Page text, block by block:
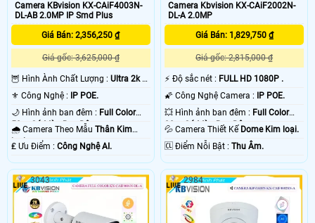
Camera KBvision KX-CAiF4003N-
DL-AB 2.0MP IP Smd Plus
Giá Bán: 2,356,250 ₫
Giá gốc: 3,625,000 ₫
🦉 Hình Ành Chất Lượng : Ultra 2k +
⚜️ Công Nghệ :
IP POE.
🌙 Hình ảnh ban đêm : Full Color
50m Có Màu Ban Ðêm.
🌧️ Camera Theo Mẫu Thân Kim
loại.
️₤ Ưu Điểm : Công Nghệ AI.
Camera Kbvision KX-CAiF2002N-
DL-A 2.0MP
Giá Bán: 1,829,750 ₫
Giá gốc: 2,815,000 ₫
️⚡ Độ sắc nét : FULL HD 1080P .
🌠 Công Nghệ Camera :
IP POE.
💥 Hình ảnh ban đêm : Full Color
30m Có Màu Ban Ðêm.
💦 Camera Thiết Kế Dome Kim loại.
️🆑 Điểm Nỗi Bật :Thu Âm.
3043 2984